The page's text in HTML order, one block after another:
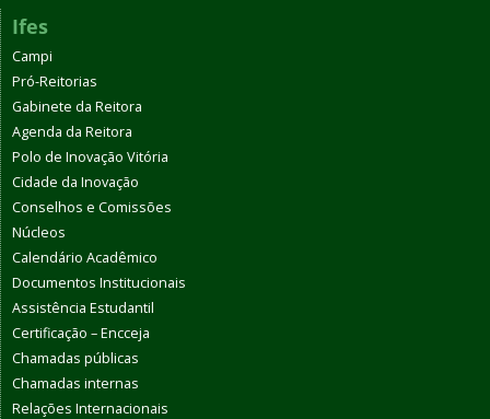
Ifes
Campi
Pró-Reitorias
Gabinete da Reitora
Agenda da Reitora
Polo de Inovação Vitória
Cidade da Inovação
Conselhos e Comissões
Núcleos
Calendário Acadêmico
Documentos Institucionais
Assistência Estudantil
Certificação – Encceja
Chamadas públicas
Chamadas internas
Relações Internacionais